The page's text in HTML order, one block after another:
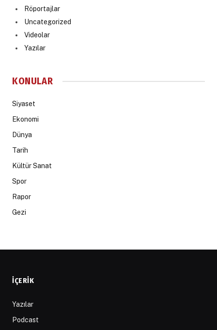
Röportajlar
Uncategorized
Videolar
Yazılar
KONULAR
Siyaset
Ekonomi
Dünya
Tarih
Kültür Sanat
Spor
Rapor
Gezi
İÇERIK
Yazılar
Podcast